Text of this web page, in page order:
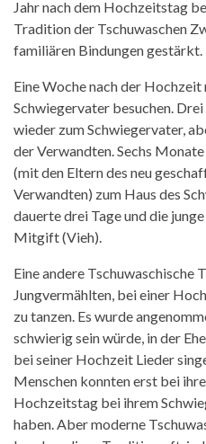
Jahr nach dem Hochzeitstag
Tradition der Tschuwaschen
familiären Bindungen gestärkt.
Eine Woche nach der
Schwiegervater besuchen.
wieder zum Schwiegervater,
der Verwandten. Sechs
(mit den Eltern des neu
Verwandten) zum Haus des
dauerte drei Tage und die
Mitgift (Vieh).
Eine andere
Jungvermählten, bei einer
zu tanzen. Es wurde
schwierig sein würde, in der
bei seiner Hochzeit Lieder
Menschen konnten erst bei
Hochzeitstag bei ihrem
haben. Aber moderne